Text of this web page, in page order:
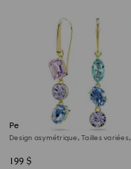
Pendants d'oreilles Gema
Design asymétrique, Tailles variées,
199 $